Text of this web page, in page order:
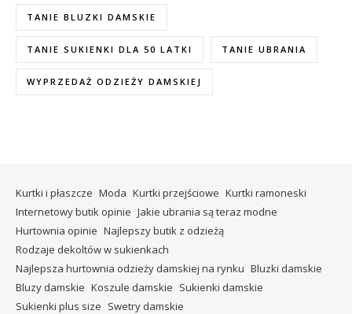
TANIE BLUZKI DAMSKIE
TANIE SUKIENKI DLA 50 LATKI TANIE UBRANIA
WYPRZEDAŻ ODZIEŻY DAMSKIEJ
Kurtki i płaszcze Moda Kurtki przejściowe Kurtki ramoneski
Internetowy butik opinie Jakie ubrania są teraz modne
Hurtownia opinie Najlepszy butik z odzieżą
Rodzaje dekoltów w sukienkach
Najlepsza hurtownia odzieży damskiej na rynku Bluzki damskie
Bluzy damskie Koszule damskie Sukienki damskie
Sukienki plus size Swetry damskie